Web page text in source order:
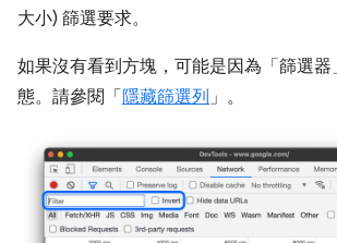
大小) 篩選要求。
如果沒有看到方塊，可能是因為「篩選器
態。請參閱「隱藏篩選列 」。